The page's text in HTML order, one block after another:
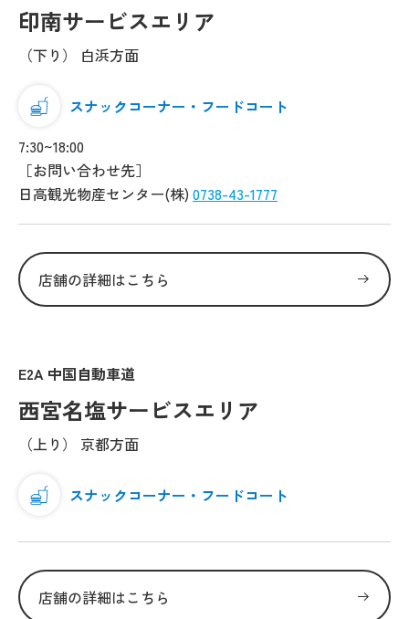
印南サービスエリア
（下り） 白浜方面
スナックコーナー・フードコート
7:30~18:00
［お問い合わせ先］
日高観光物産センター(株) 0738-43-1777
店舗の詳細はこちら
E2A 中国自動車道
西宮名塩サービスエリア
（上り） 京都方面
スナックコーナー・フードコート
店舗の詳細はこちら